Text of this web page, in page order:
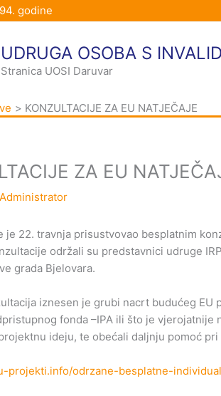
godine
UDRUGA OSOBA S
Stranica UOSI Daruvar
KONZULTACIJE ZA EU NATJEČAJE
ZA EU
Administrator
je 22. travnja prisustvovao besplatnim
održali su predstavnici udruge
grada Bjelovara.
iznesen je grubi nacrt budućeg
fonda –IPA ili što je
ideju, te obećali daljnju pomoć
projekti.info/odrzane-besplatne-